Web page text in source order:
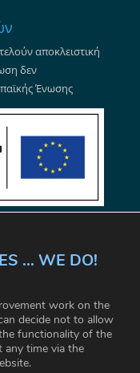
αποκλειστική
δεν
Ένωσης
... WE DO!
work on the
decide not to allow
functionality of the
any time via the